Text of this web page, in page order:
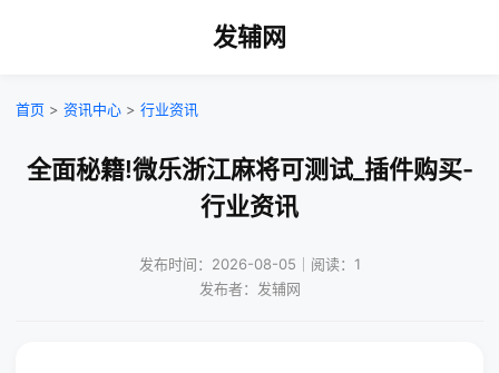
发辅网
首页 > 资讯中心 > 行业资讯
全面秘籍!微乐浙江麻将可测试_插件购买-
行业资讯
发布时间：2026-08-05｜阅读：1
发布者：发辅网